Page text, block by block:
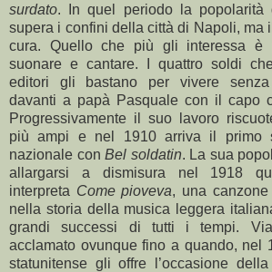
surdato. In quel periodo la popolarità
supera i confini della città di Napoli, ma
cura. Quello che più gli interessa è
suonare e cantare. I quattro soldi
editori gli bastano per vivere senza
davanti a papà Pasquale con il capo
Progressivamente il suo lavoro
più ampi e nel 1910 arriva il primo
nazionale conBel soldatin. La sua
allargarsi a dismisura nel 1918
interpreta Come pioveva, una
nella storia della musica leggera
grandi successi di tutti i tempi.
acclamato ovunque fino a quando, nel
statunitense gli offre l’occasione